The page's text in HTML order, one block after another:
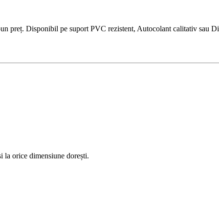
preț. Disponibil pe suport PVC rezistent, Autocolant calitativ sau
la orice dimensiune dorești.